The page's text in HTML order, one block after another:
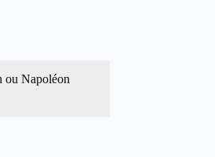
ou Napoléon